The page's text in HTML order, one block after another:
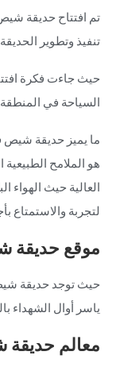
تنفيذ وتطوير الحديقة في 8 أشهر لتشمل أفضل
حيث جاءت فكرة
السياحة في المنطقة
ما يميز حديقة
هو الملامح
العالية حيث الهواء
لتجربة والاستمتاع
موقع
حيث توجد حديقة
ياسر أوال الشهداء
معالم